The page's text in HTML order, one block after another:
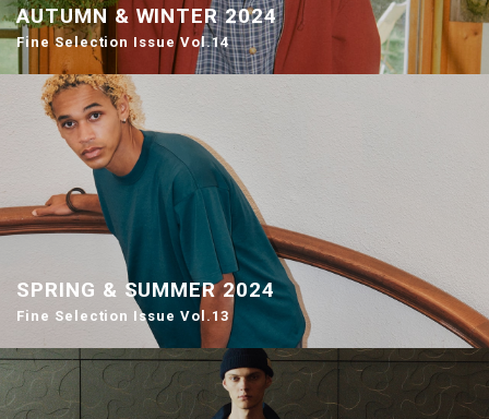
AUTUMN & WINTER 2024
Fine Selection Issue Vol.14
SPRING & SUMMER 2024
Fine Selection Issue Vol.13